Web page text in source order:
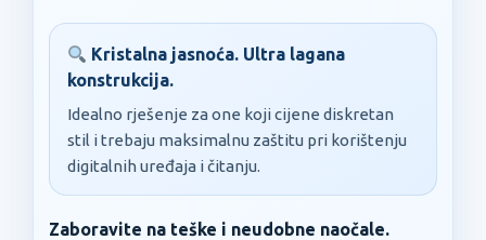
Kristalna jasnoća. Ultra lagana
konstrukcija.
Idealno rješenje za one koji cijene diskretan
stil i trebaju maksimalnu zaštitu pri korištenju
digitalnih uređaja i čitanju.
Zaboravite na teške i neudobne naočale.